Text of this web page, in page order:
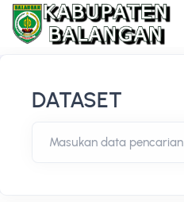
DATASET
Masukan data pencarian